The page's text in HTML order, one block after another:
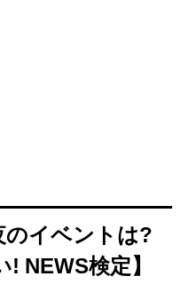
のイベントは?
! NEWS検定】